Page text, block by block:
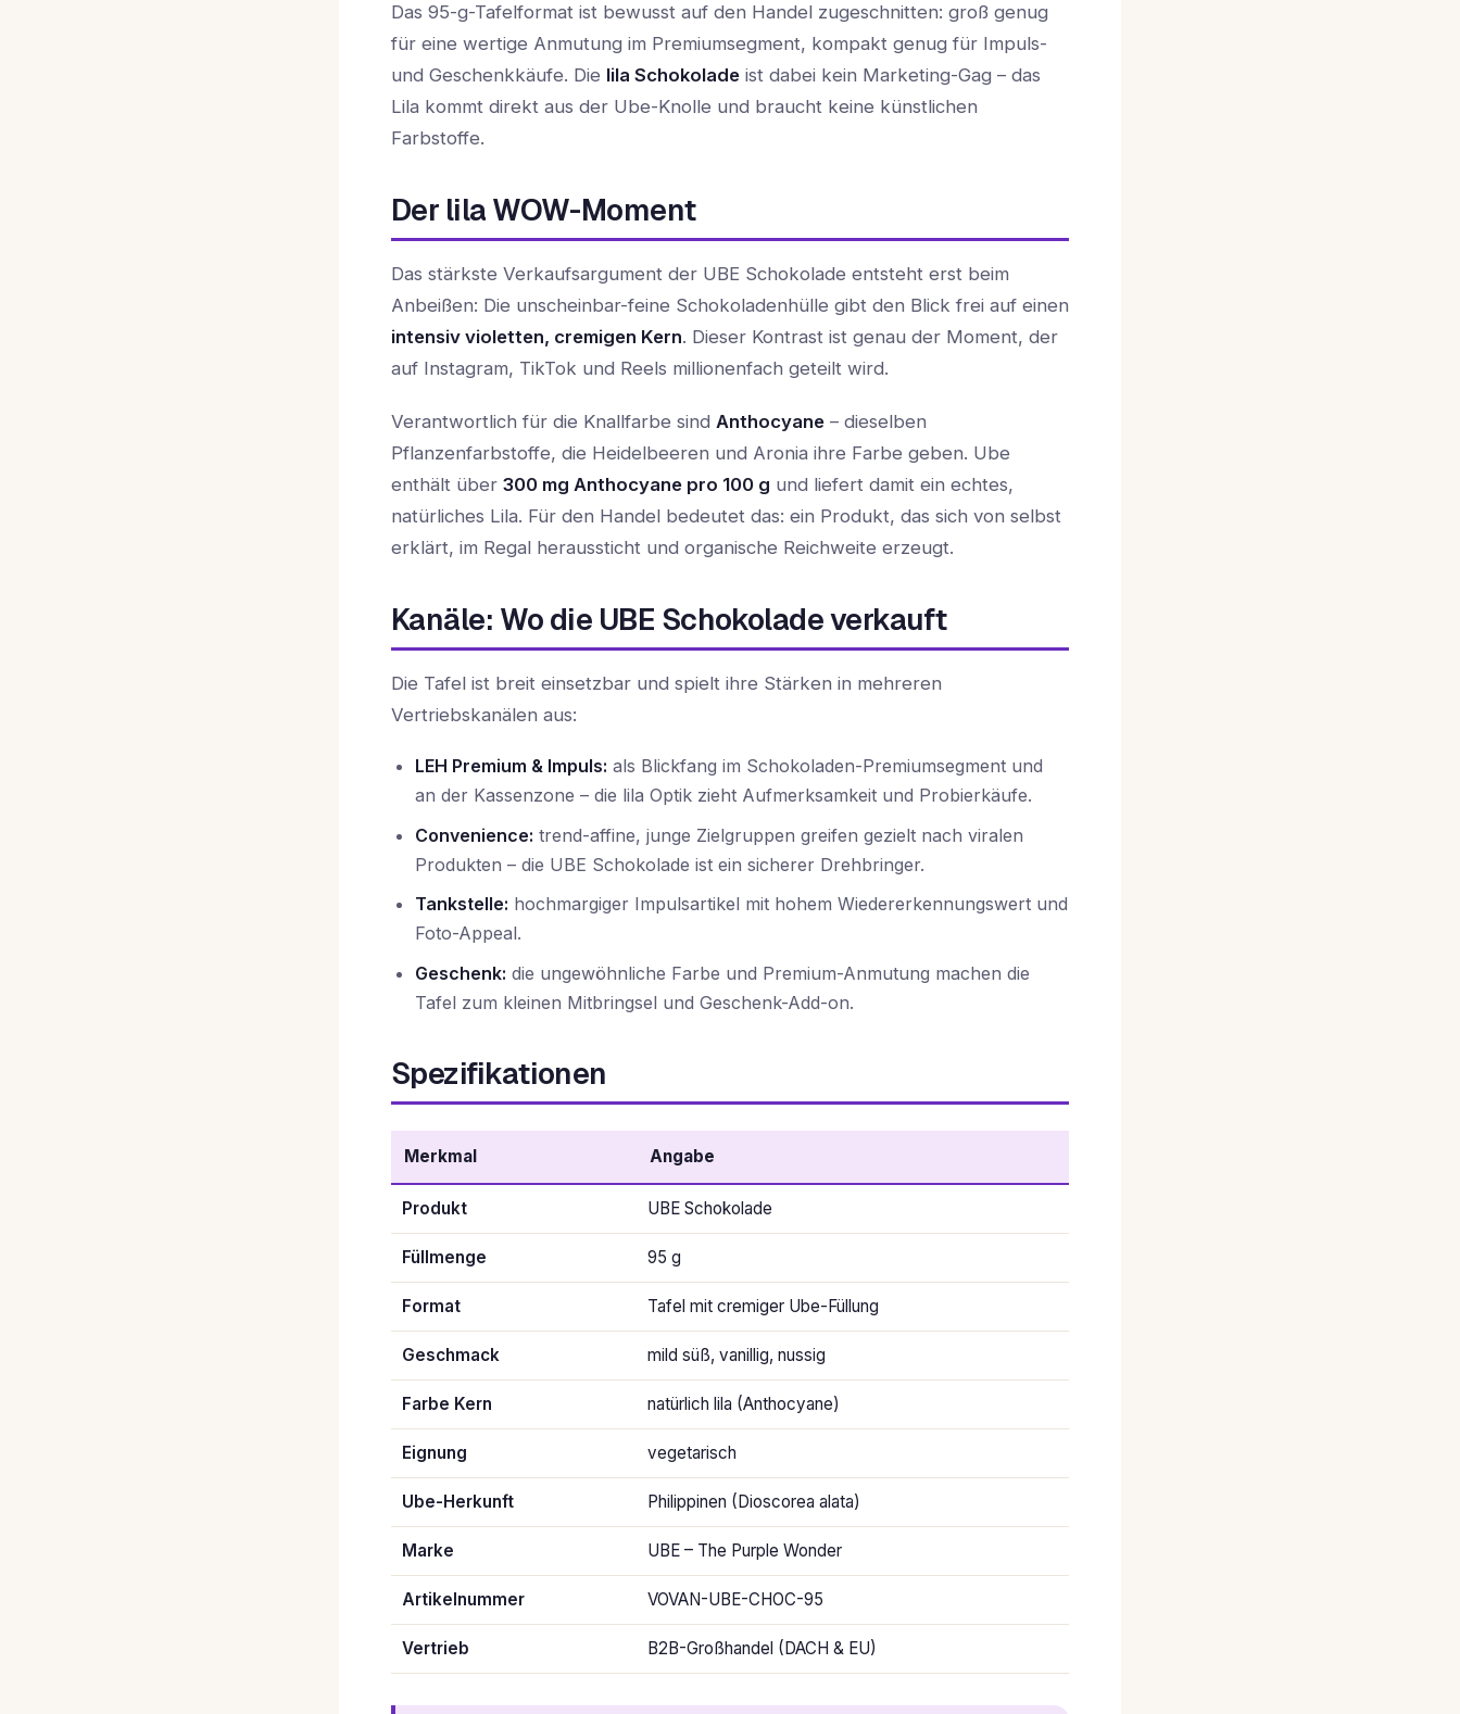
Das 95-g-Tafelformat ist bewusst auf den Handel zugeschnitten: groß genug
für eine wertige Anmutung im Premiumsegment, kompakt genug für Impuls-
und Geschenkkäufe. Die lila Schokolade ist dabei kein Marketing-Gag – das
Lila kommt direkt aus der Ube-Knolle und braucht keine künstlichen
Farbstoffe.
Der lila WOW-Moment
Das stärkste Verkaufsargument der UBE Schokolade entsteht erst beim
Anbeißen: Die unscheinbar-feine Schokoladenhülle gibt den Blick frei auf einen
intensiv violetten, cremigen Kern. Dieser Kontrast ist genau der Moment, der
auf Instagram, TikTok und Reels millionenfach geteilt wird.
Verantwortlich für die Knallfarbe sind Anthocyane – dieselben
Pflanzenfarbstoffe, die Heidelbeeren und Aronia ihre Farbe geben. Ube
enthält über 300 mg Anthocyane pro 100 g und liefert damit ein echtes,
natürliches Lila. Für den Handel bedeutet das: ein Produkt, das sich von selbst
erklärt, im Regal heraussticht und organische Reichweite erzeugt.
Kanäle: Wo die UBE Schokolade verkauft
Die Tafel ist breit einsetzbar und spielt ihre Stärken in mehreren
Vertriebskanälen aus:
LEH Premium & Impuls: als Blickfang im Schokoladen-Premiumsegment und
an der Kassenzone – die lila Optik zieht Aufmerksamkeit und Probierkäufe.
Convenience: trend-affine, junge Zielgruppen greifen gezielt nach viralen
Produkten – die UBE Schokolade ist ein sicherer Drehbringer.
Tankstelle: hochmargiger Impulsartikel mit hohem Wiedererkennungswert und
Foto-Appeal.
Geschenk: die ungewöhnliche Farbe und Premium-Anmutung machen die
Tafel zum kleinen Mitbringsel und Geschenk-Add-on.
Spezifikationen
Merkmal Angabe
Produkt UBE Schokolade
Füllmenge 95 g
Format Tafel mit cremiger Ube-Füllung
Geschmack mild süß, vanillig, nussig
Farbe Kern natürlich lila (Anthocyane)
Eignung vegetarisch
Ube-Herkunft Philippinen (Dioscorea alata)
Marke UBE – The Purple Wonder
Artikelnummer VOVAN-UBE-CHOC-95
Vertrieb B2B-Großhandel (DACH & EU)